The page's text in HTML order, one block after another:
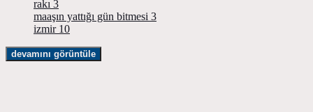
rakı 3
maaşın yattığı gün bitmesi 3
izmir 10
devamını görüntüle